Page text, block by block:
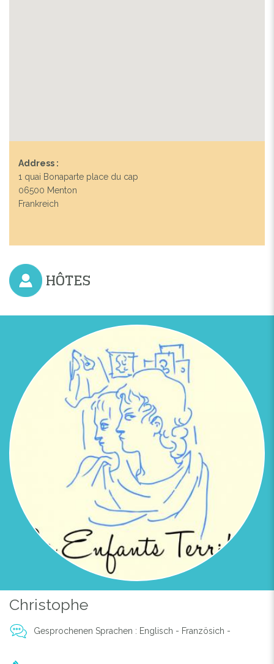
Address :
1 quai Bonaparte place du cap
06500 Menton
Frankreich
HÔTES
Christophe
Gesprochenen Sprachen : Englisch - Französich -